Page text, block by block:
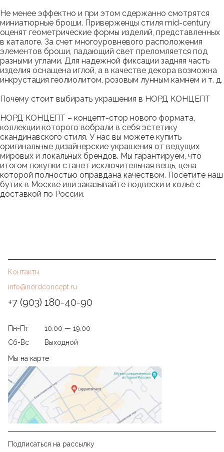
Не менее эффектно и при этом сдержанно смотрятся
миниатюрные броши. Приверженцы стиля mid-century
оценят геометрические формы изделий, представленных
в каталоге. За счет многоуровневого расположения
элементов броши, падающий свет преломляется под
разными углами. Для надежной фиксации задняя часть
изделия оснащена иглой, а в качестве декора возможна
инкрустация геолиолитом, розовым лунным камнем и т. д.
Почему стоит выбирать украшения в НОРД КОНЦЕПТ
НОРД КОНЦЕПТ – концепт-стор нового формата,
коллекции которого вобрали в себя эстетику
скандинавского стиля. У нас вы можете купить
оригинальные дизайнерские украшения от ведущих
мировых и локальных брендов. Мы гарантируем, что
итогом покупки станет исключительная вещь, цена
которой полностью оправдана качеством. Посетите наш
бутик в Москве или заказывайте подвески и колье с
доставкой по России.
Контакты
info@nordconcept.ru
+7 (903) 180-40-90
Пн-Пт
10:00 — 19.00
Сб-Вс
Выходной
Мы на карте
Подписаться на рассылку